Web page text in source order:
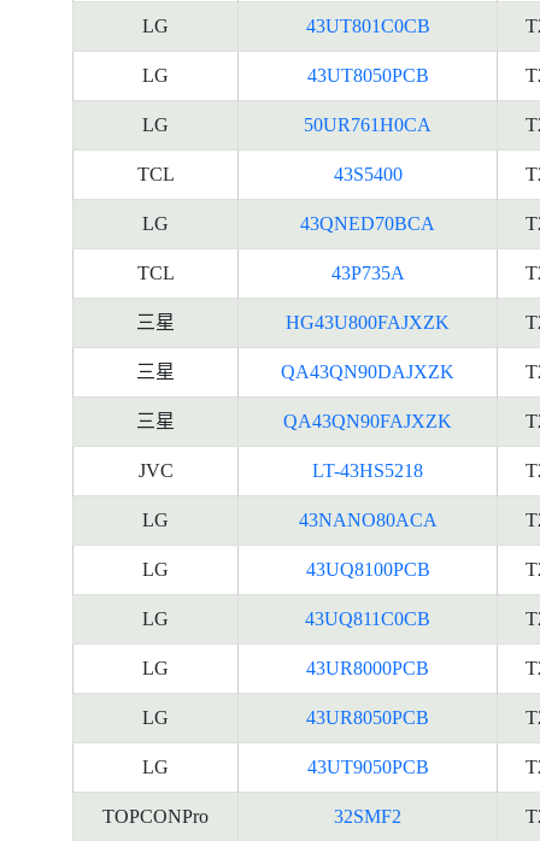
LG 43UT801C0CB
LG 43UT8050PCB
LG 50UR761H0CA
TCL 43S5400
LG 43QNED70BCA
TCL 43P735A
三星 HG43U800FAJXZK
三星 QA43QN90DAJXZK
三星 QA43QN90FAJXZK
JVC LT-43HS5218
LG 43NANO80ACA
LG 43UQ8100PCB
LG 43UQ811C0CB
LG 43UR8000PCB
LG 43UR8050PCB
LG 43UT9050PCB
TOPCONPro 32SMF2